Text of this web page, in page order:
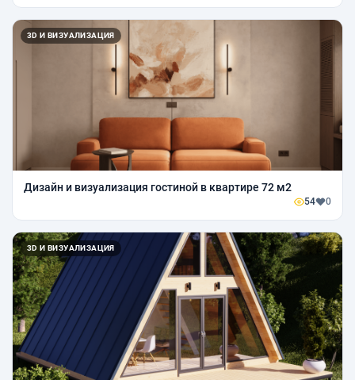
3D И ВИЗУАЛИЗАЦИЯ
Дизайн и визуализация гостиной в квартире 72 м2
54 0
3D И ВИЗУАЛИЗАЦИЯ